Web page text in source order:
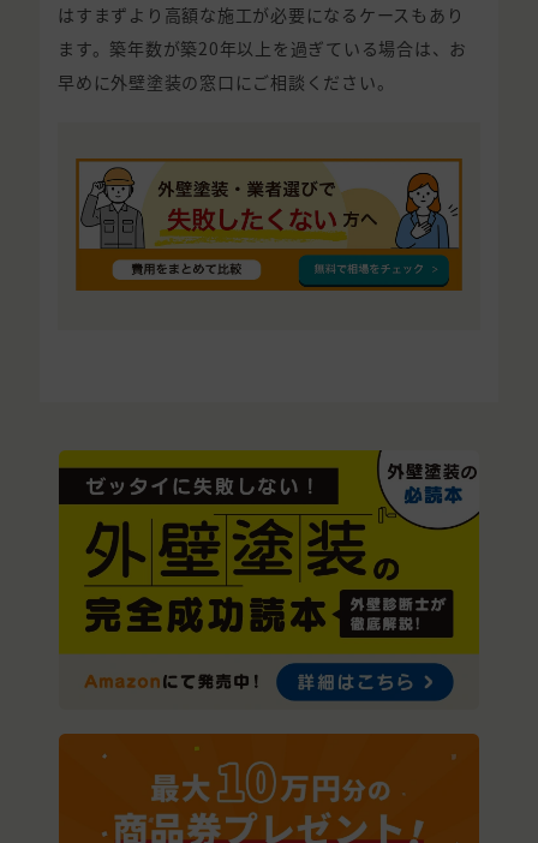
はすまずより高額な施工が必要になるケースもあり
ます。築年数が築20年以上を過ぎている場合は、お
早めに外壁塗装の窓口にご相談ください。